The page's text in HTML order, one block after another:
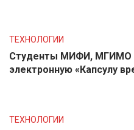
ТЕХНОЛОГИИ
Студенты МИФИ, МГИМО
электронную «Капсулу
ТЕХНОЛОГИИ